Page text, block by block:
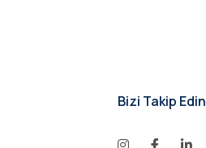
Bizi Takip Edin